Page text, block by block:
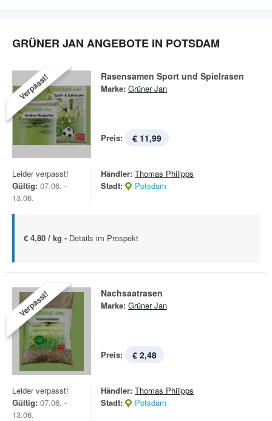
GRÜNER JAN ANGEBOTE IN POTSDAM
Verpasst! Rasensamen Sport und Spielrasen
Marke: Grüner Jan
Preis: € 11,99
Leider verpasst!
Gültig: 07.06. -
13.06.
Händler: Thomas Philipps
Stadt:
Potsdam
€ 4,80 / kg - Details im Prospekt
Verpasst! Nachsaatrasen
Marke: Grüner Jan
Preis: € 2,48
Leider verpasst!
Gültig: 07.06. -
13.06.
Händler: Thomas Philipps
Stadt:
Potsdam